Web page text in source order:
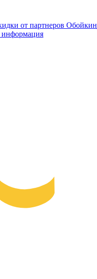
от партнеров Обойкин
информация